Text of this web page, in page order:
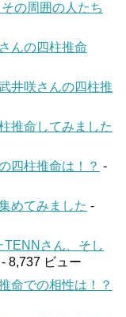
の周囲の人たち
んの四柱推命
井咲さんの四柱推
推命してみました
四柱推命は！？ -
めてみました -
さん、そし
- 8,737 ビュー
命での相性は！？